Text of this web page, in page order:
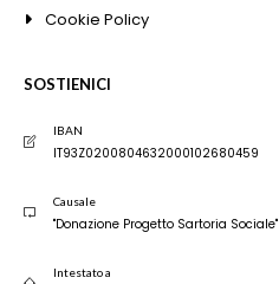
Cookie Policy
SOSTIENICI
IBAN
IT93Z0200804632000102680459
Causale
"Donazione Progetto Sartoria Sociale"
Intestato a